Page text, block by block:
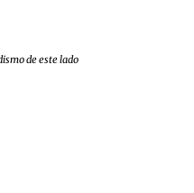
de este lado